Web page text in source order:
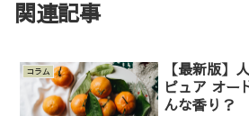
関連記事
コラム
【最新版】
ピュア オー
んな香り？